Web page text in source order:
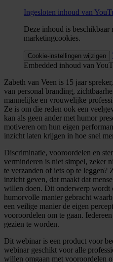
Ingesloten inhoud van
Deze inhoud is beschikbaar
marketingcookies.
Cookie-instellingen wijzigen
Embedded inhoud van
Zabeth van Veen is 15 jaar
van personal branding,
mannelijke en vrouwelijke
Ze is om die reden ook een
kan als geen ander met humor
motiveren om hun eigen
inzicht laten krijgen in hoe snel
Discriminatie, vooroordelen en
verminderen is niet simpel, zeker
te verzanden of iets op te leggen?
inzicht geven, dat maakt dat
willen doen. Dit onderwerp wordt
humorvolle manier gebracht
een veilige manier de eigen
vooroordelen om te gaan.
gezien te worden.
Dit webinar is een product voor
webinar geschikt voor alle
willen omgaan met vooroordelen